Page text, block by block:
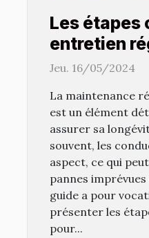
Les étapes
entretien
votre
Jeu. 16/05/2024
La maintenance
est un élément
assurer sa
souvent, les
aspect, ce qui
pannes
guide a pour
présenter les
pour...